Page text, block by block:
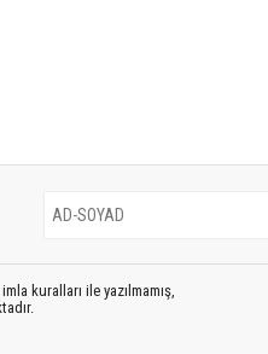
kuralları ile yazılmamış,